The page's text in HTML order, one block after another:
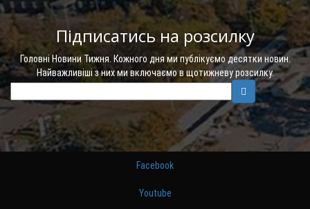
Підписатись на розсилку
Головні Новини Тижня. Кожного дня ми публікуємо десятки новин.
Найважливіші з них ми включаємо в щотижневу розсилку.
Facebook
Youtube